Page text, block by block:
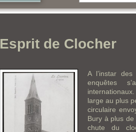
Esprit de Clocher
A l’instar
enquêtes
large au plus
circulaire
Bury à plus de
chute du